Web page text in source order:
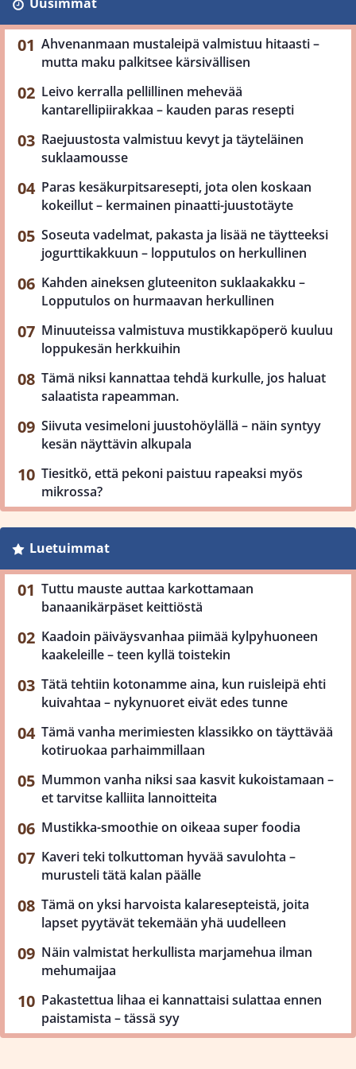
Ahvenanmaan mustaleipä valmistuu hitaasti –
mutta maku palkitsee kärsivällisen
Leivo kerralla pellillinen mehevää
kantarellipiirakkaa – kauden paras resepti
Raejuustosta valmistuu kevyt ja täyteläinen
suklaamousse
Paras kesäkurpitsaresepti, jota olen koskaan
kokeillut – kermainen pinaatti-juustotäyte
Soseuta vadelmat, pakasta ja lisää ne täytteeksi
jogurttikakkuun – lopputulos on herkullinen
Kahden aineksen gluteeniton suklaakakku –
Lopputulos on hurmaavan herkullinen
Minuuteissa valmistuva mustikkapöperö kuuluu
loppukesän herkkuihin
Tämä niksi kannattaa tehdä kurkulle, jos haluat
salaatista rapeamman.
Siivuta vesimeloni juustohöylällä – näin syntyy
kesän näyttävin alkupala
Tiesitkö, että pekoni paistuu rapeaksi myös
mikrossa?
Luetuimmat
Tuttu mauste auttaa karkottamaan
banaanikärpäset keittiöstä
Kaadoin päiväysvanhaa piimää kylpyhuoneen
kaakeleille – teen kyllä toistekin
Tätä tehtiin kotonamme aina, kun ruisleipä ehti
kuivahtaa – nykynuoret eivät edes tunne
Tämä vanha merimiesten klassikko on täyttävää
kotiruokaa parhaimmillaan
Mummon vanha niksi saa kasvit kukoistamaan –
et tarvitse kalliita lannoitteita
Mustikka-smoothie on oikeaa super foodia
Kaveri teki tolkuttoman hyvää savulohta –
murusteli tätä kalan päälle
Tämä on yksi harvoista kalaresepteistä, joita
lapset pyytävät tekemään yhä uudelleen
Näin valmistat herkullista marjamehua ilman
mehumaijaa
Pakastettua lihaa ei kannattaisi sulattaa ennen
paistamista – tässä syy